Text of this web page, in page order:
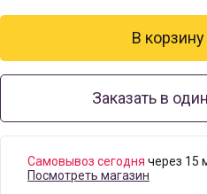
Заказать в
Самовывоз сегодня через 15
Посмотреть магазин